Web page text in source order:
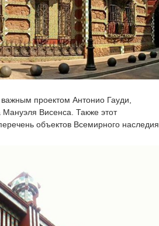
проектом Антонио Гауди,
Висенса. Также этот
объектов Всемирного наследия